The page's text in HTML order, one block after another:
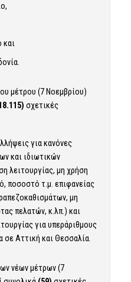
και
μέτρου (7 Νοεμβρίου)
σχετικές
για κανόνες
και ιδιωτικών
λειτουργίας, μη χρήση
ποσοστό τ.μ. επιφανείας
μη
πελατών, κ.λπ.) και
για υπεράριθμους
σε Αττική και Θεσσαλία.
νέων μέτρων (7